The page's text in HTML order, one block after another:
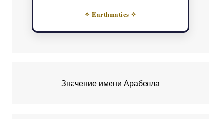
✧ Earthmatics ✧
Значение имени Арабелла